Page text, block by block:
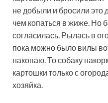
не добыли и бросили это
чем копаться в жиже. Но
согласилась. Рылась в
пока можно было вилы
накопаю. То собаку
картошки только с
хозяйка.